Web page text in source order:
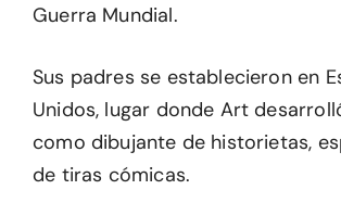
Guerra Mundial.
Sus padres se establecieron en
Unidos, lugar donde Art
como dibujante de historietas,
de tiras cómicas.